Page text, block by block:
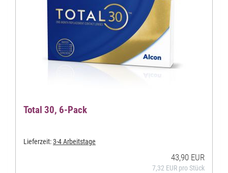
Total 30, 6-Pack
Lieferzeit:3-4 Arbeitstage
43,90 EUR
7,32 EUR pro Stück